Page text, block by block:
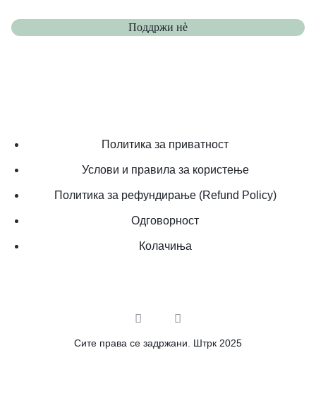
Поддржи нѐ
Политика за приватност
Услови и правила за користење
Политика за рефундирање (Refund Policy)
Одговорност
Колачиња
Сите права се задржани. Штрк 2025